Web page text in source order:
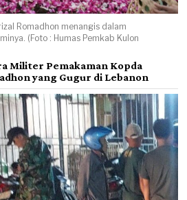
Romadhon menangis dalam
(Foto : Humas Pemkab Kulon
Militer Pemakaman Kopda
yang Gugur di Lebanon